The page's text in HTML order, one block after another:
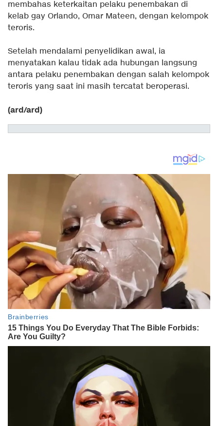
membahas keterkaitan pelaku penembakan di
kelab gay Orlando, Omar Mateen, dengan kelompok
teroris.
Setelah mendalami penyelidikan awal, ia
menyatakan kalau tidak ada hubungan langsung
antara pelaku penembakan dengan salah kelompok
teroris yang saat ini masih tercatat beroperasi.
(ard/ard)